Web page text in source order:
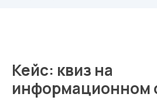
Кейс: квиз на
информационном